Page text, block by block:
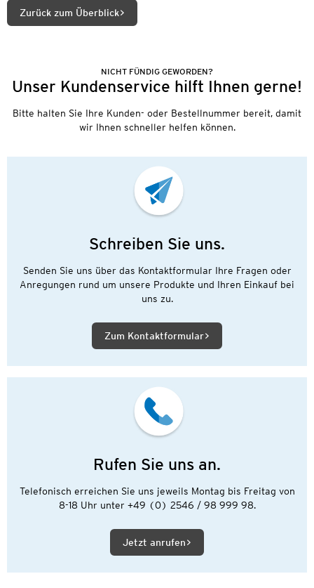
Zurück zum Überblick
NICHT FÜNDIG GEWORDEN?
Unser Kundenservice hilft Ihnen gerne!
Bitte halten Sie Ihre Kunden- oder Bestellnummer bereit, damit
wir Ihnen schneller helfen können.
Schreiben Sie uns.
Senden Sie uns über das Kontaktformular Ihre Fragen oder
Anregungen rund um unsere Produkte und Ihren Einkauf bei
uns zu.
Zum Kontaktformular
Rufen Sie uns an.
Telefonisch erreichen Sie uns jeweils Montag bis Freitag von
8-18 Uhr unter +49 (0) 2546 / 98 999 98.
Jetzt anrufen